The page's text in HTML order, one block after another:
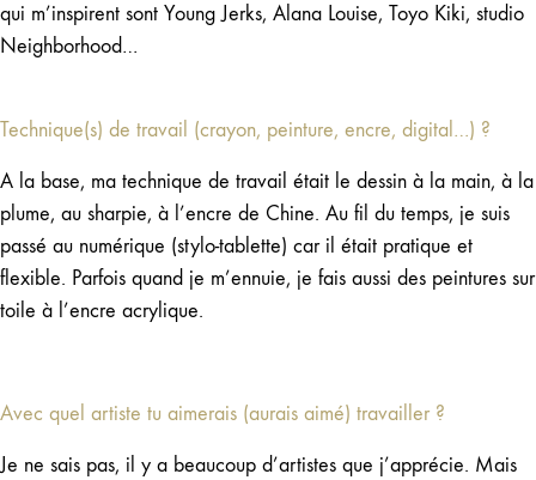
qui m’inspirent sont Young Jerks, Alana Louise, Toyo Kiki, studio
Neighborhood…
Technique(s) de travail (crayon, peinture, encre, digital…) ?
A la base, ma technique de travail était le dessin à la main, à la
plume, au sharpie, à l’encre de Chine. Au fil du temps, je suis
passé au numérique (stylo-tablette) car il était pratique et
flexible. Parfois quand je m’ennuie, je fais aussi des peintures sur
toile à l’encre acrylique.
Avec quel artiste tu aimerais (aurais aimé) travailler ?
Je ne sais pas, il y a beaucoup d’artistes que j’apprécie. Mais